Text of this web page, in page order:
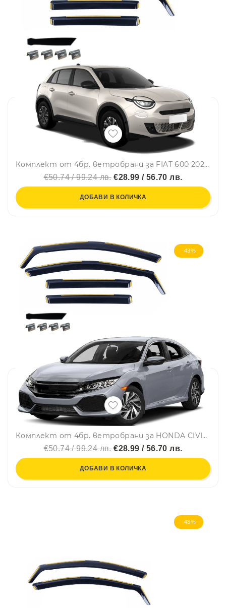
Комплект от 4бр. ветробрани за FIAT 600 2023 г. +
€50.74 / 99.24 лв.€28.99 / 56.70 лв.
ДОБАВИ В КОЛИЧКА
-43%
Комплект от 4бр. ветробрани за HONDA CIVIC X Hatchback / Type-R FK8 2016-2022
€50.74 / 99.24 лв.€28.99 / 56.70 лв.
ДОБАВИ В КОЛИЧКА
-43%